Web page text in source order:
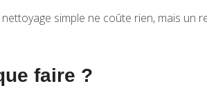
simple ne coûte rien, mais
faire ?